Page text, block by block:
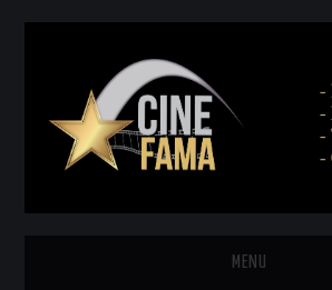
MENU